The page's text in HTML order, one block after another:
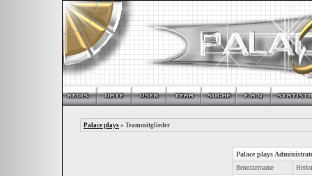
Palace plays » Teammitglieder
Palace plays
Benutzername